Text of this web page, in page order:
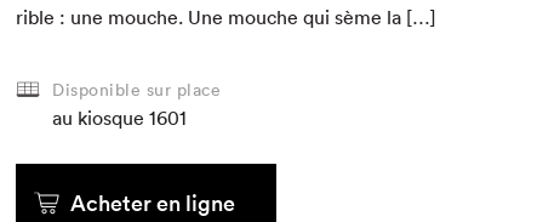
ri­ble : une mouche. Une mouche qui sème la […]
Disponible sur place
au kiosque 1601
Acheter en ligne